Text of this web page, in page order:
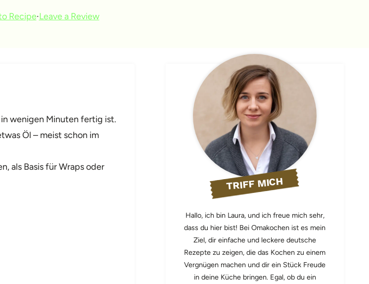
Recipe·Leave a Review
wenigen Minuten fertig ist.
Öl – meist schon im
als Basis für Wraps oder
TRIFF MICH
Hallo, ich bin Laura, und ich freue mich sehr,
dass du hier bist! Bei Omakochen ist es mein
Ziel, dir einfache und leckere deutsche
Rezepte zu zeigen, die das Kochen zu einem
Vergnügen machen und dir ein Stück Freude
in deine Küche bringen. Egal, ob du ein